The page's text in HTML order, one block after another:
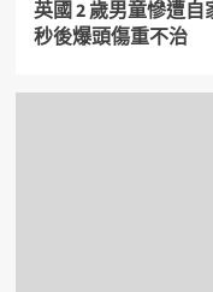
英國 2 歲男童慘遭
秒後爆頭傷重不治